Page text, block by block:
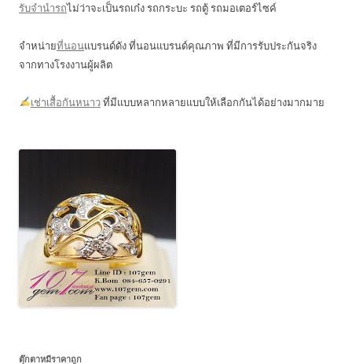
รับจำนำรถไม่ว่าจะเป็นรถเก๋ง รถกระบะ รถตู้ รถมอเตอร์ไซค์
จำหน่ายที่นอนแบรนด์ดัง ที่นอนแบรนด์คุณภาพ ที่มีการรับประกันจริง
จากทางโรงงานผู้ผลิต
เช่าเสื้อกันหนาวที่มีแบบหลากหลายแบบให้เลือกกันได้อย่างมากมาย
ตุ๊กตาหมีราคาถูก